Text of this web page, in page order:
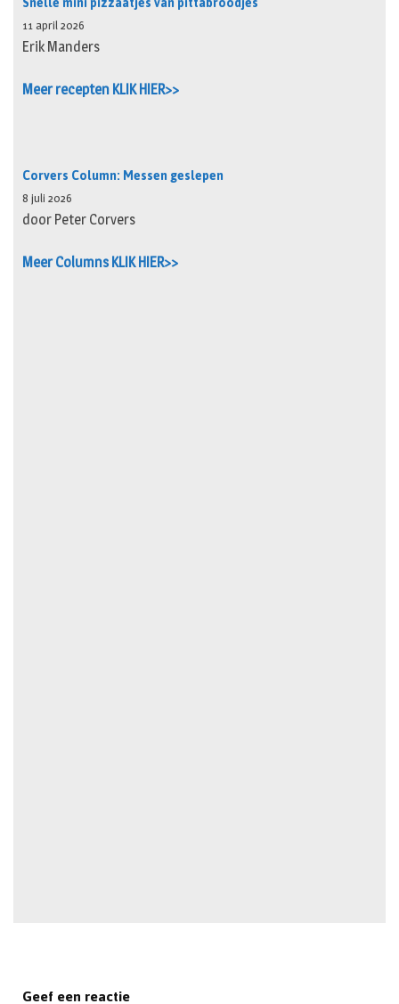
11 april 2026
Erik Manders
Meer recepten KLIK HIER>>
Corvers Column: Messen geslepen
8 juli 2026
door Peter Corvers
Meer Columns KLIK HIER>>
Geef een reactie